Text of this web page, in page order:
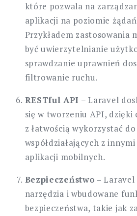
które pozwala na
aplikacji na poziomie
Przykładem zastosowania
być uwierzytelnianie
sprawdzanie uprawnień
filtrowanie ruchu.
RESTful API – Laravel
się w tworzeniu API, dzięki
z łatwością wykorzystać
współdziałających z
aplikacji mobilnych.
Bezpieczeństwo –
narzędzia i wbudowane
bezpieczeństwa, takie jak